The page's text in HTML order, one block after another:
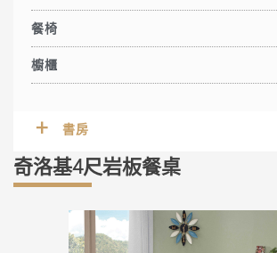
餐椅
櫥櫃
書房
奇洛基4尺岩板餐桌